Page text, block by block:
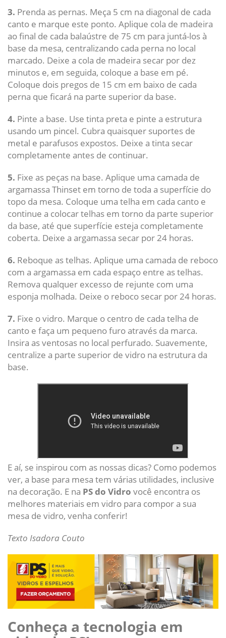
3. Prenda as pernas. Meça 5 cm na diagonal de cada
canto e marque este ponto. Aplique cola de madeira
ao final de cada balaústre de 75 cm para juntá-los à
base da mesa, centralizando cada perna no local
marcado. Deixe a cola de madeira secar por dez
minutos e, em seguida, coloque a base em pé.
Coloque dois pregos de 15 cm em baixo de cada
perna que ficará na parte superior da base.
4. Pinte a base. Use tinta preta e pinte a estrutura
usando um pincel. Cubra quaisquer suportes de
metal e parafusos expostos. Deixe a tinta secar
completamente antes de continuar.
5. Fixe as peças na base. Aplique uma camada de
argamassa Thinset em torno de toda a superfície do
topo da mesa. Coloque uma telha em cada canto e
continue a colocar telhas em torno da parte superior
da base, até que superfície esteja completamente
coberta. Deixe a argamassa secar por 24 horas.
6. Reboque as telhas. Aplique uma camada de reboco
com a argamassa em cada espaço entre as telhas.
Remova qualquer excesso de rejunte com uma
esponja molhada. Deixe o reboco secar por 24 horas.
7. Fixe o vidro. Marque o centro de cada telha de
canto e faça um pequeno furo através da marca.
Insira as ventosas no local perfurado. Suavemente,
centralize a parte superior de vidro na estrutura da
base.
E aí, se inspirou com as nossas dicas? Como podemos
ver, a base para mesa tem várias utilidades, inclusive
na decoração. E na PS do Vidro você encontra os
melhores materiais em vidro para compor a sua
mesa de vidro, venha conferir!
Texto Isadora Couto
Conheça a tecnologia em